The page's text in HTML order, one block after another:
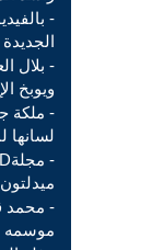
-
الجديدة
- بلال
ويوبخ
- ملكة
لسانها
ميدلتون
- محمد
موسمه